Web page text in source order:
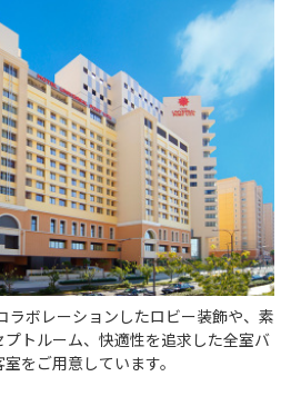
ラボレーションしたロビー装飾や、素
トルーム、快適性を追求した全室バ
をご用意しています。